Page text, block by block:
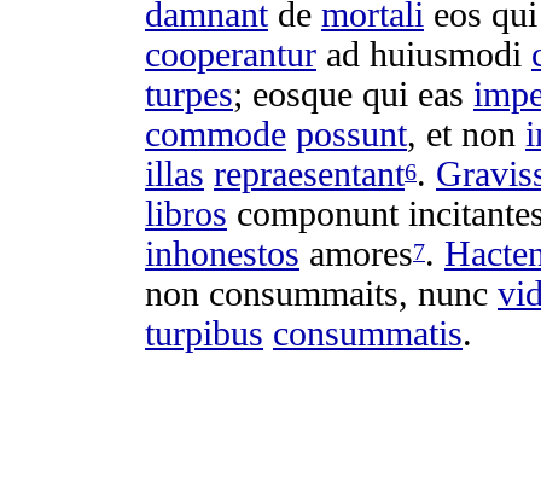
damnantde mortali eos
cooperantur ad huiusmodi
turpes; eosque qui eas
commode possunt, et non
illas repraesentant6.
libros componunt
inhonestos amores7.
non consummaits, nunc
turpibus consummatis.